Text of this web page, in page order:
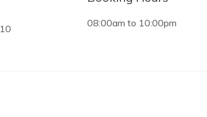
10 08:00am to 10:00pm